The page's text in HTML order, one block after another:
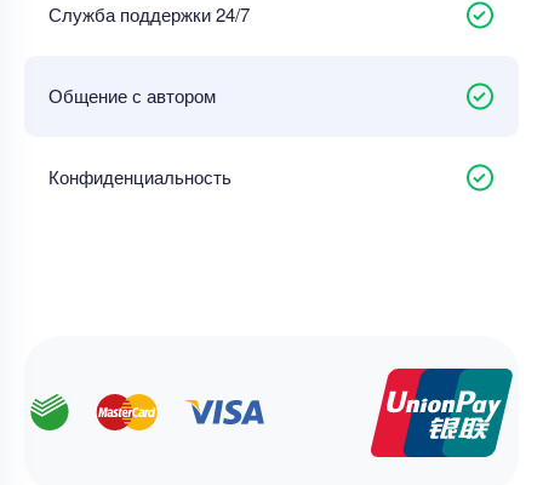
Служба поддержки 24/7
Общение с автором
Конфиденциальность